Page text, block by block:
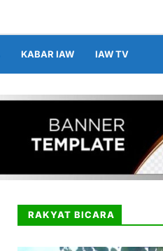
KABAR IAW IAW TV
RAKYAT BICARA